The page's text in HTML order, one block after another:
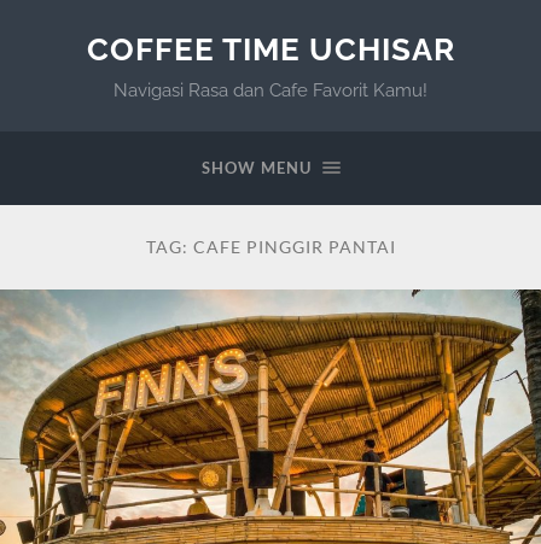
COFFEE TIME UCHISAR
Navigasi Rasa dan Cafe Favorit Kamu!
SHOW MENU
TAG: CAFE PINGGIR PANTAI